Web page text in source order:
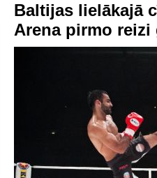
Baltijas lielākajā
Arena pirmo